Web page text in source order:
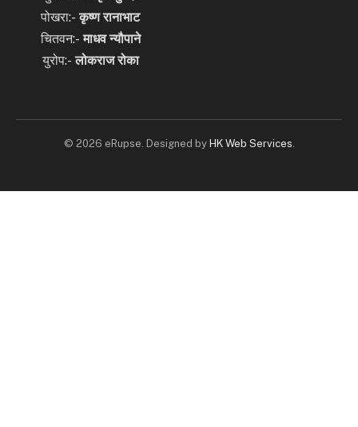
पोखरा:-कृष्ण रानाभाट
चितवन:-माधव न्यौपाने
युरोप:-लोकराज रोका
© 2026 eRupse. Designed by HK Web Services